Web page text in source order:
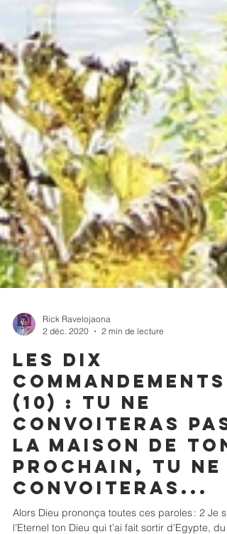
Rick Ravelojaona
2 déc. 2020
Les dix
commandements
(10) : Tu ne
convoiteras pas
la maison de ton
prochain, tu ne
convoiteras...